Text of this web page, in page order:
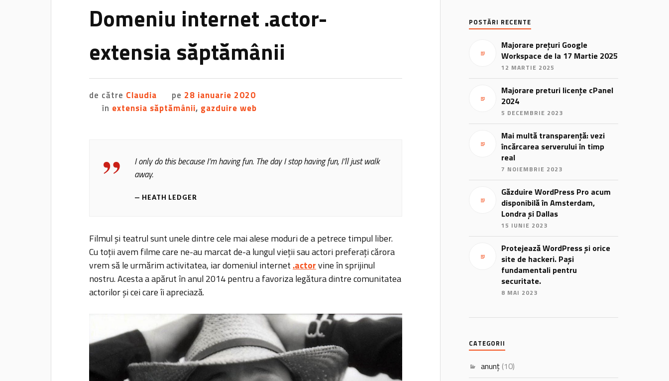
Domeniu internet .actor-
extensia săptămânii
de către Claudia pe 28 ianuarie 2020
în extensia săptămânii, gazduire web
I only do this because I’m having fun. The day I stop having fun, I’ll just walk
away.
HEATH LEDGER
Filmul și teatrul sunt unele dintre cele mai alese moduri de a petrece timpul liber.
Cu toții avem filme care ne-au marcat de-a lungul vieții sau actori preferați cărora
vrem să le urmărim activitatea, iar domeniul internet.actorvine în sprijinul
nostru. Acesta a apărut în anul 2014 pentru a favoriza legătura dintre comunitatea
actorilor și cei care îi apreciază.
POSTĂRI RECENTE
Majorare prețuri Google
Workspace de la 17 Martie 2025
12 MARTIE 2025
Majorare preturi licențe cPanel
2024
5 DECEMBRIE 2023
Mai multă transparență: vezi
încărcarea serverului în timp
real
7 NOIEMBRIE 2023
Găzduire WordPress Pro acum
disponibilă în Amsterdam,
Londra și Dallas
15 IUNIE 2023
Protejează WordPress și orice
site de hackeri. Pași
fundamentali pentru
securitate.
8 MAI 2023
CATEGORII
anunț (10)